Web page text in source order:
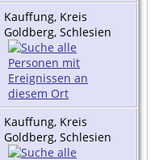
Kauffung, Kreis
Goldberg, Schlesien
Kauffung, Kreis
Goldberg, Schlesien